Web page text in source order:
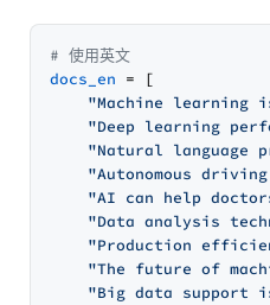
# 使用英文
docs_en = [
"Machine learning
"Deep learning
"Natural language
"Autonomous
"AI can help
"Data analysis
"Production
"The future of
"Big data support